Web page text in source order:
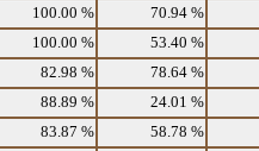
100.00 % 70.94 %
100.00 % 53.40 %
82.98 % 78.64 %
88.89 % 24.01 %
83.87 % 58.78 %